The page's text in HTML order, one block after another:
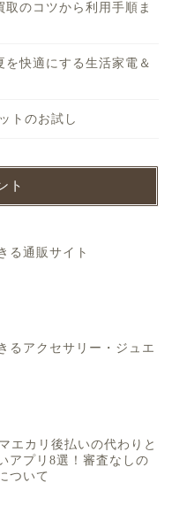
のコツから利用手順ま
快適にする生活家電＆
トのお試し
ト
る通販サイト
るアクセサリー・ジュエ
マエカリ後払いの代わりと
アプリ8選！審査なしの
ついて